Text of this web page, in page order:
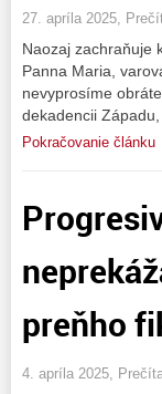
27. apríla 2025,
Naozaj zachraňuje
Panna Maria,
nevyprosíme
dekadencii
Pokračovanie článku
preňho
4. apríla 2025,